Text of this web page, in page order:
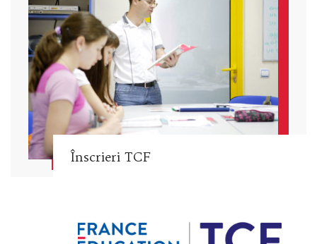
Înscrieri TCF